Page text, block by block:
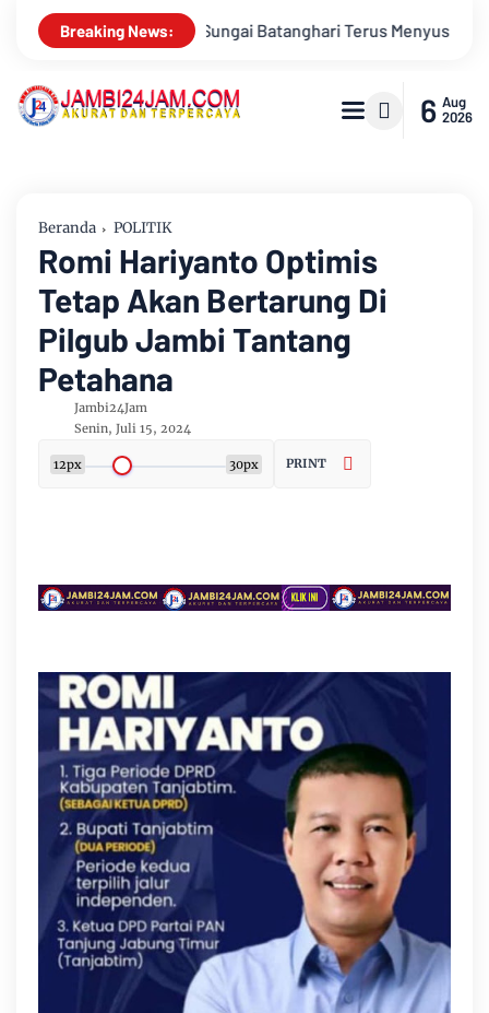
Breaking News:
Menyusut, Jambi Hadapi Ancaman Krisis Air Bersih dan
6 Aug
2026
Beranda POLITIK
Romi Hariyanto Optimis
Tetap Akan Bertarung Di
Pilgub Jambi Tantang
Petahana
Jambi24Jam
Senin, Juli 15, 2024
12px 30px PRINT